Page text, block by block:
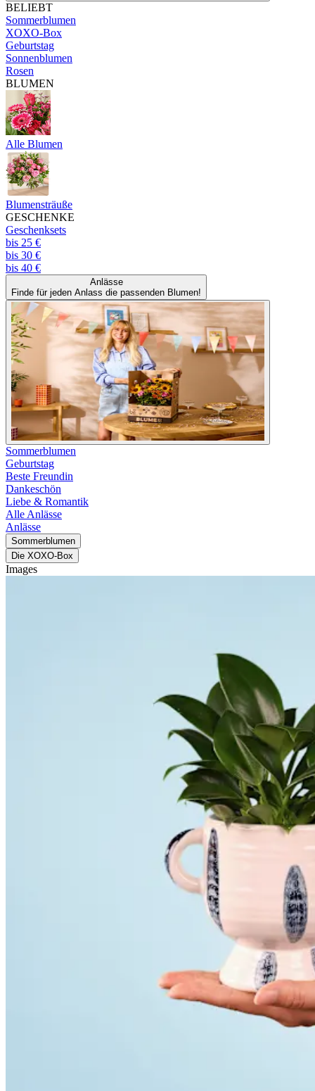
BELIEBT
Sommerblumen
XOXO-Box
Geburtstag
Sonnenblumen
Rosen
BLUMEN
Alle Blumen
Blumensträuße
GESCHENKE
Geschenksets
bis 25 €
bis 30 €
bis 40 €
Anlässe
Finde für jeden Anlass die passenden Blumen!
Sommerblumen
Geburtstag
Beste Freundin
Dankeschön
Liebe & Romantik
Alle Anlässe
Anlässe
Sommerblumen
Die XOXO-Box
Images